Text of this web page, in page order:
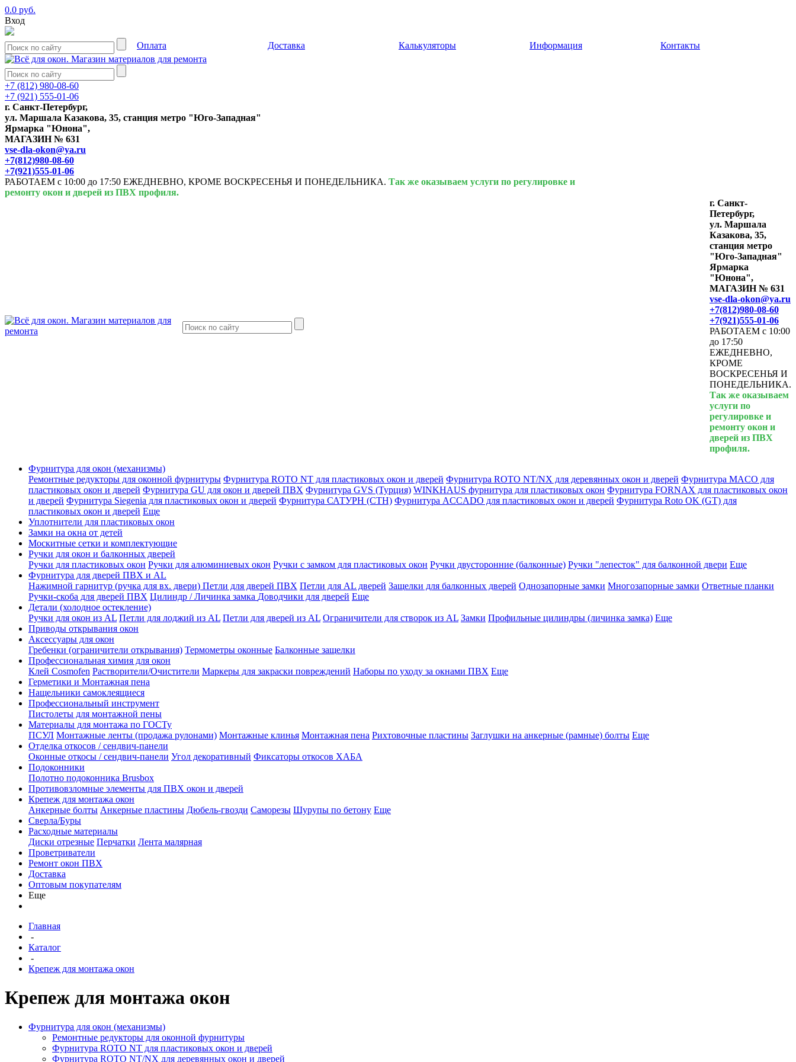
0.0 руб.
Вход
Оплата Доставка Калькуляторы Информация Контакты
+7 (812) 980-08-60
+7 (921) 555-01-06
г. Санкт-Петербург,
ул. Маршала Казакова, 35, станция метро "Юго-Западная"
Ярмарка "Юнона",
МАГАЗИН № 631
vse-dla-okon@ya.ru
+7(812)980-08-60
+7(921)555-01-06
РАБОТАЕМ с 10:00 до 17:50 ЕЖЕДНЕВНО, КРОМЕ ВОСКРЕСЕНЬЯ И ПОНЕДЕЛЬНИКА. Так же оказываем услуги по регулировке и
ремонту окон и дверей из ПВХ профиля.
г. Санкт-
Петербург,
ул. Маршала
Казакова, 35,
станция метро
"Юго-Западная"
Ярмарка
"Юнона",
МАГАЗИН № 631
vse-dla-okon@ya.ru
+7(812)980-08-60
+7(921)555-01-06
РАБОТАЕМ с 10:00
до 17:50
ЕЖЕДНЕВНО,
КРОМЕ
ВОСКРЕСЕНЬЯ И
ПОНЕДЕЛЬНИКА.
Так же оказываем
услуги по
регулировке и
ремонту окон и
дверей из ПВХ
профиля.
Фурнитура для окон (механизмы)
Ремонтные редукторы для оконной фурнитуры Фурнитура ROTO NT для пластиковых окон и дверей Фурнитура ROTO NT/NX для деревянных окон и дверей Фурнитура MACO для
пластиковых окон и дверей Фурнитура GU для окон и дверей ПВХ Фурнитура GVS (Турция) WINKHAUS фурнитура для пластиковых окон Фурнитура FORNAX для пластиковых окон
и дверей Фурнитура Siegenia для пластиковых окон и дверей Фурнитура САТУРН (СТН) Фурнитура ACCADO для пластиковых окон и дверей Фурнитура Roto OK (GT) для
пластиковых окон и дверей Еще
Уплотнители для пластиковых окон
Замки на окна от детей
Москитные сетки и комплектующие
Ручки для окон и балконных дверей
Ручки для пластиковых окон Ручки для алюминиевых окон Ручки с замком для пластиковых окон Ручки двусторонние (балконные) Ручки "лепесток" для балконной двери Еще
Фурнитура для дверей ПВХ и AL
Нажимной гарнитур (ручка для вх. двери) Петли для дверей ПВХ Петли для AL дверей Защелки для балконных дверей Однозапорные замки Многозапорные замки Ответные планки
Ручки-скоба для дверей ПВХ Цилиндр / Личинка замка Доводчики для дверей Еще
Детали (холодное остекление)
Ручки для окон из AL Петли для лоджий из AL Петли для дверей из AL Ограничители для створок из AL Замки Профильные цилиндры (личинка замка) Еще
Приводы открывания окон
Аксессуары для окон
Гребенки (ограничители открывания) Термометры оконные Балконные защелки
Профессиональная химия для окон
Клей Cosmofen Растворители/Очистители Маркеры для закраски повреждений Наборы по уходу за окнами ПВХ Еще
Герметики и Монтажная пена
Нащельники самоклеящиеся
Профессиональный инструмент
Пистолеты для монтажной пены
Материалы для монтажа по ГОСТу
ПСУЛ Монтажные ленты (продажа рулонами) Монтажные клинья Монтажная пена Рихтовочные пластины Заглушки на анкерные (рамные) болты Еще
Отделка откосов / сендвич-панели
Оконные откосы / сендвич-панели Угол декоративный Фиксаторы откосов ХАБА
Подоконники
Полотно подоконника Brusbox
Противовзломные элементы для ПВХ окон и дверей
Крепеж для монтажа окон
Анкерные болты Анкерные пластины Дюбель-гвозди Саморезы Шурупы по бетону Еще
Сверла/Буры
Расходные материалы
Диски отрезные Перчатки Лента малярная
Проветриватели
Ремонт окон ПВХ
Доставка
Оптовым покупателям
Еще
Главная
-
Каталог
-
Крепеж для монтажа окон
Крепеж для монтажа окон
Фурнитура для окон (механизмы)
Ремонтные редукторы для оконной фурнитуры
Фурнитура ROTO NT для пластиковых окон и дверей
Фурнитура ROTO NT/NX для деревянных окон и дверей